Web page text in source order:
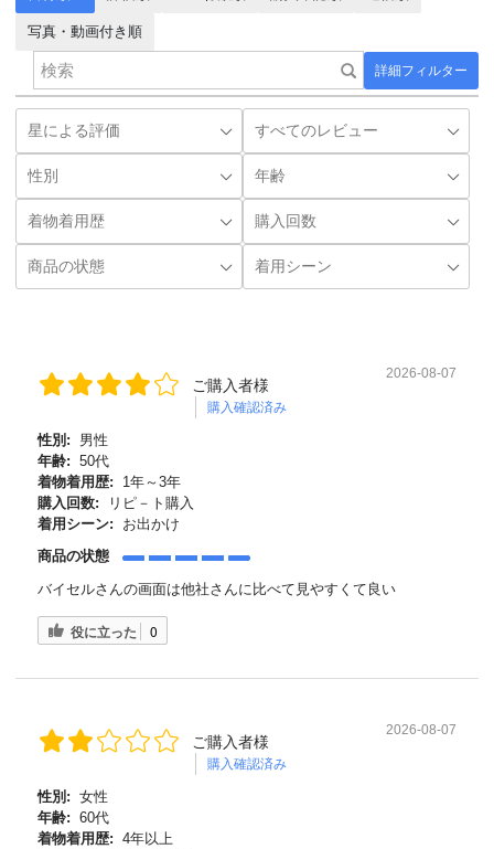
詳細フィルター
写真・動画付き順
ご購入者様
購入確認済み
2026-08-07
性別:
男性
年齢: 50代
着物着用歴:
1年～3年
購入回数:
リピ－ト購入
着用シーン:
お出かけ
商品の状態
バイセルさんの画面は他社さんに比べて見やすくて良い
役に立った 0
ご購入者様
購入確認済み
2026-08-07
性別: 女性
年齢: 60代
着物着用歴: 4年以上